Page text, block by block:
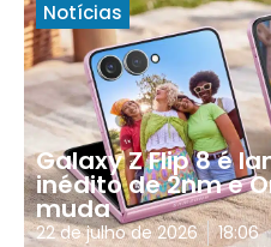
Notícias
Galaxy Z Flip 8 é
inédito de 2nm e
muda
22 de julho de 2026 18:06